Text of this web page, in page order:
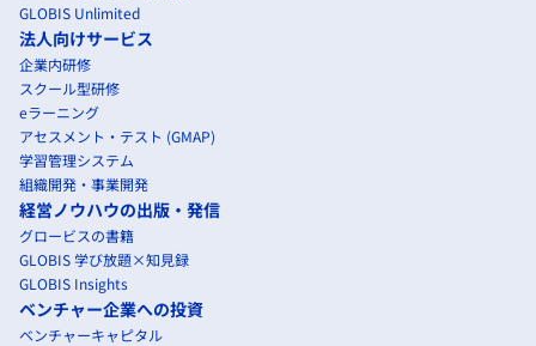
GLOBIS Unlimited
法人向けサービス
企業内研修
スクール型研修
eラーニング
アセスメント・テスト (GMAP)
学習管理システム
組織開発・事業開発
経営ノウハウの出版・発信
グロービスの書籍
GLOBIS 学び放題×知見録
GLOBIS Insights
ベンチャー企業への投資
ベンチャーキャピタル